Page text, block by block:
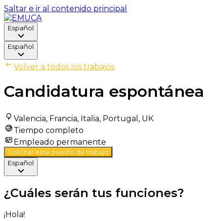
Saltar e ir al contenido principal
Español
Español
Volver a todos los trabajos
Candidatura espontánea
Valencia, Francia, Italia, Portugal, UK
Tiempo completo
Empleado permanente
Solicitar este puesto de trabajo
Español
¿Cuáles serán tus funciones?
¡Hola!